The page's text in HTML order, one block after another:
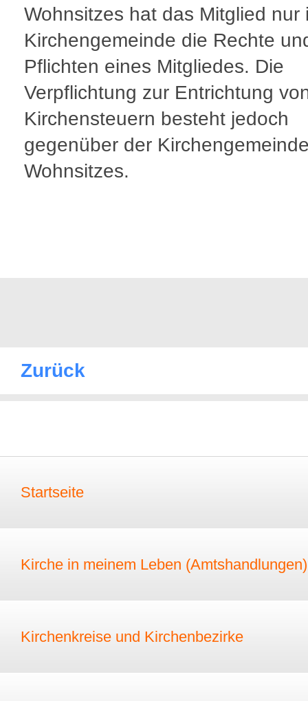
Wohnsitzes hat das Mitglied nur
Kirchengemeinde die Rechte
Pflichten eines Mitgliedes. Die
Verpflichtung zur Entrichtung
Kirchensteuern besteht jedoch
gegenüber der
Wohnsitzes.
Zurück
Startseite
Kirche in meinem Leben (Amtshandlungen)
Kirchenkreise und Kirchenbezirke